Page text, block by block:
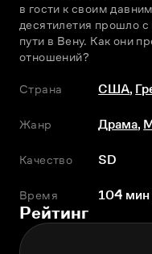
в гости к своим
десятилетия прошло с
пути в Вену. Как они
отношений?
Страна США,
Жанр Драма,
Качество SD
Время 104
Рейтинг